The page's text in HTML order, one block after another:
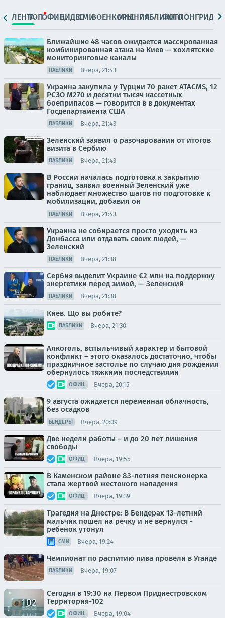
ЛЕНТАТОПОФИЦ.ВИДЕОСМИВОЕНКОРЫМНЕНИЯПАБЛИКИ
ФОТОЛОНГРИДЫ
Ближайшие 48 часов ожидается массированная
комбинированная атака на Киев — хохлятские
мониторинговые каналы
ПАБЛИКИ Вчера, 21:43
Украина закупила у Турции 70 ракет ATACMS, 12
РСЗО M270 и десятки тысяч кассетных
боеприпасов — говорится в в документах
Госдепартамента США
ПАБЛИКИ Вчера, 21:43
Зеленский заявил о разочаровании от итогов
визита в Сербию
ПАБЛИКИ Вчера, 21:43
В России началась подготовка к закрытию
границ, заявил военный Зеленский уже
наблюдает множество шагов по подготовке к
мобилизации, добавил он
ПАБЛИКИ Вчера, 21:43
Украина не собирается просто уходить из
Донбасса или отдавать своих людей, —
Зеленский
ПАБЛИКИ Вчера, 21:38
Сербия выделит Украине €2 млн на поддержку
энергетики перед зимой, — Зеленский
ПАБЛИКИ Вчера, 21:38
Киев. Що вы робите?
ПАБЛИКИ Вчера, 21:30
Алкоголь, вспыльчивый характер и бытовой
конфликт – этого оказалось достаточно, чтобы
праздничное застолье по случаю дня рождения
обернулось тяжкими последствиями
ОФИЦ. Вчера, 20:15
9 августа ожидается переменная облачность,
без осадков
БЕНДЕРЫ Вчера, 20:09
Две недели работы – и до 20 лет лишения
свободы
ОФИЦ. Вчера, 19:55
В Каменском районе 83-летняя пенсионерка
стала жертвой жестокого нападения
ОФИЦ. Вчера, 19:39
Трагедия на Днестре: В Бендерах 13-летний
мальчик пошел на речку и не вернулся -
ребенок утонул
СМИ Вчера, 19:24
Чемпионат по распитию пива провели в Уганде
ПАБЛИКИ Вчера, 19:07
Сегодня в 19:30 на Первом Приднестровском
Территория-102
ОФИЦ. Вчера, 19:04